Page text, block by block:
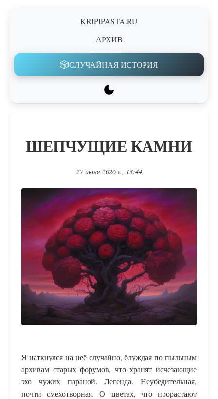
KRIPIPASTA.RU
АРХИВ
🎲СЛУЧАЙНАЯ ИСТОРИЯ
ШЕПЧУЩИЕ КАМНИ
27 июня 2026 г., 13:44
Я наткнулся на неё случайно, блуждая по пыльным
архивам старых форумов, что хранят исчезающие
эхо чужих параной. Легенда. Неубедительная,
почти смехотворная. О цветах, что прорастают